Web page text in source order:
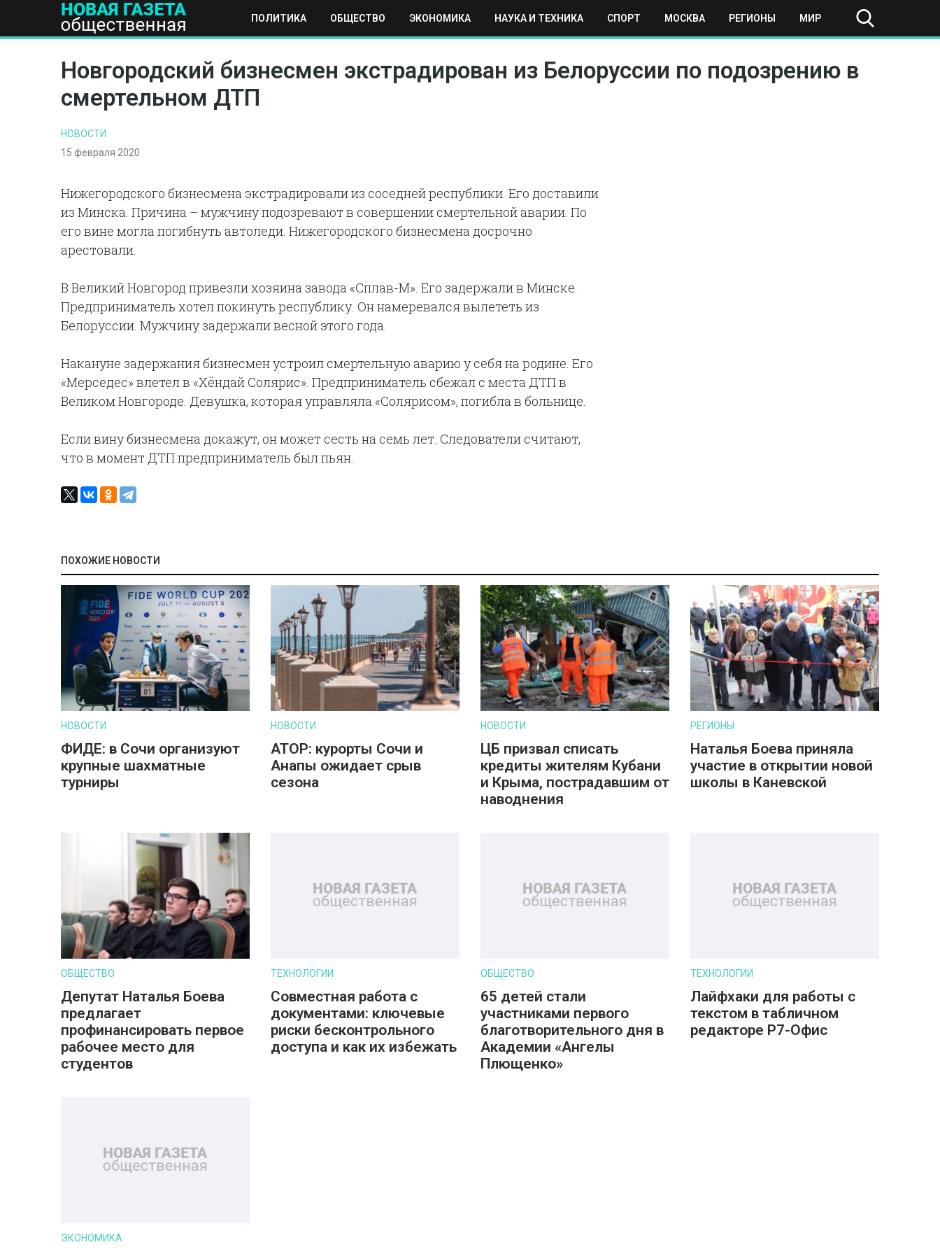
ПОЛИТИКА ОБЩЕСТВО ЭКОНОМИКА НАУКА И ТЕХНИКА СПОРТ МОСКВА РЕГИОНЫ МИР
ПОЛИТИКА ОБЩЕСТВО ЭКОНОМИКА НАУКА И ТЕХНИКА СПОРТ МОСКВА РЕГИОНЫ МИР
Новгородский бизнесмен экстрадирован из Белоруссии по подозрению в
смертельном ДТП
НОВОСТИ
15 февраля 2020
Нижегородского бизнесмена экстрадировали из соседней республики. Его доставили
из Минска. Причина – мужчину подозревают в совершении смертельной аварии. По
его вине могла погибнуть автоледи. Нижегородского бизнесмена досрочно
арестовали.
В Великий Новгород привезли хозяина завода «Сплав-М». Его задержали в Минске.
Предприниматель хотел покинуть республику. Он намеревался вылететь из
Белоруссии. Мужчину задержали весной этого года.
Накануне задержания бизнесмен устроил смертельную аварию у себя на родине. Его
«Мерседес» влетел в «Хёндай Солярис». Предприниматель сбежал с места ДТП в
Великом Новгороде. Девушка, которая управляла «Солярисом», погибла в больнице.
Если вину бизнесмена докажут, он может сесть на семь лет. Следователи считают,
что в момент ДТП предприниматель был пьян.
ПОХОЖИЕ НОВОСТИ
НОВОСТИ
ФИДЕ: в Сочи организуют
крупные шахматные
турниры
НОВОСТИ
АТОР: курорты Сочи и
Анапы ожидает срыв
сезона
НОВОСТИ
ЦБ призвал списать
кредиты жителям Кубани
и Крыма, пострадавшим от
наводнения
РЕГИОНЫ
Наталья Боева приняла
участие в открытии новой
школы в Каневской
ОБЩЕСТВО
Депутат Наталья Боева
предлагает
профинансировать первое
рабочее место для
студентов
ТЕХНОЛОГИИ
Совместная работа с
документами: ключевые
риски бесконтрольного
доступа и как их избежать
ОБЩЕСТВО
65 детей стали
участниками первого
благотворительного дня в
Академии «Ангелы
Плющенко»
ТЕХНОЛОГИИ
Лайфхаки для работы с
текстом в табличном
редакторе Р7-Офис
ЭКОНОМИКА